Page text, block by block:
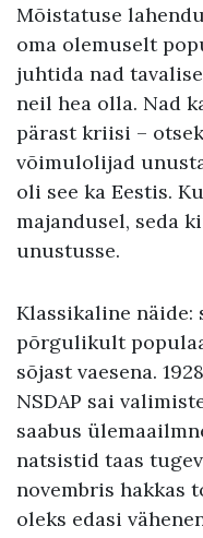
Mõistatuse
oma olemuselt
juhtida nad
neil hea olla. Nad
pärast kriisi –
võimulolijad
oli see ka Eestis.
majandusel, seda
unustusse.
Klassikaline näide:
põrgulikult
sõjast vaesena.
NSDAP sai
saabus
natsistid taas
novembris hakkas
oleks edasi